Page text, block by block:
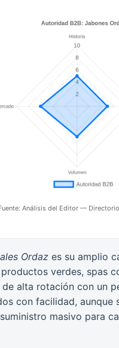
Análisis del Editor —
Ordaz es su amplio
verdes, spas
alta rotación con un
con facilidad, aunque
masivo para